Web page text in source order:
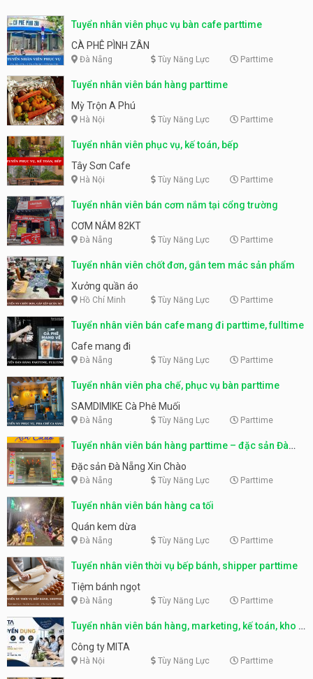
Tuyển nhân viên phục vụ bàn cafe parttime
CÀ PHÊ PÌNH ZÂN
Đà Nẵng Tùy Năng Lực Parttime
Tuyển nhân viên bán hàng parttime
Mỳ Trộn A Phú
Hà Nội Tùy Năng Lực Parttime
Tuyển nhân viên phục vụ, kế toán, bếp
Tây Sơn Cafe
Hà Nội Tùy Năng Lực Parttime
Tuyển nhân viên bán cơm nắm tại cổng trường
CƠM NẮM 82KT
Đà Nẵng Tùy Năng Lực Parttime
Tuyển nhân viên chốt đơn, gắn tem mác sản phẩm
Xưởng quần áo
Hồ Chí Minh Tùy Năng Lực Parttime
Tuyển nhân viên bán cafe mang đi parttime, fulltime
Cafe mang đi
Đà Nẵng Tùy Năng Lực Parttime
Tuyển nhân viên pha chế, phục vụ bàn parttime
SAMDIMIKE Cà Phê Muối
Đà Nẵng Tùy Năng Lực Parttime
Tuyển nhân viên bán hàng parttime – đặc sản Đà
Nẵng
Đặc sản Đà Nẵng Xin Chào
Đà Nẵng Tùy Năng Lực Parttime
Tuyển nhân viên bán hàng ca tối
Quán kem dừa
Đà Nẵng Tùy Năng Lực Parttime
Tuyển nhân viên thời vụ bếp bánh, shipper parttime
Tiệm bánh ngọt
Đà Nẵng Tùy Năng Lực Parttime
Tuyển nhân viên bán hàng, marketing, kế toán, kho –
parttime, fulltime
Công ty MITA
Hà Nội Tùy Năng Lực Parttime